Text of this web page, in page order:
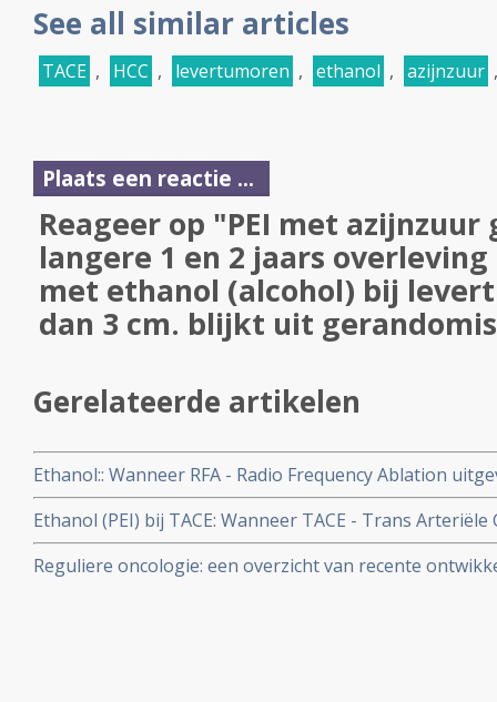
See all similar articles
TACE , HCC , levertumoren , ethanol , azijnzuur
Plaats een reactie ...
Reageer op "PEI met
langere 1 en 2 jaars
met ethanol (alcohol) bij
dan 3 cm. blijkt uit
Gerelateerde artikelen
Ethanol:: Wanneer RFA - Radio Frequency Ablation
ethanol injecties (PEI) is het resultaat significant beter
toegepast bij verwijdering van levertumoren nadat
Ethanol (PEI) bij TACE: Wanneer TACE - Trans
wordt met aanvullend ethanol injecties (PEI) is de
wanneer alleen TACE wordt toegepast bij behandeling
Reguliere oncologie: een overzicht van recente